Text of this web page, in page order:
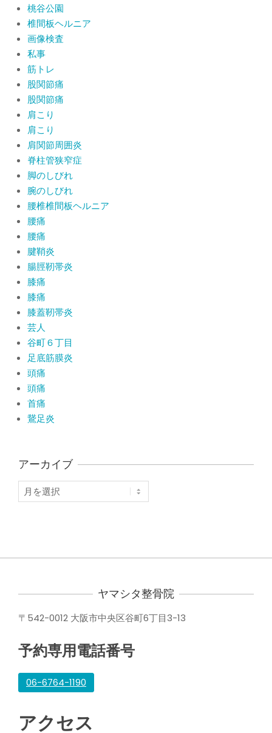
桃谷公園
椎間板ヘルニア
画像検査
私事
筋トレ
股関節痛
股関節痛
肩こり
肩こり
肩関節周囲炎
脊柱管狭窄症
脚のしびれ
腕のしびれ
腰椎椎間板ヘルニア
腰痛
腰痛
腱鞘炎
腸脛靭帯炎
膝痛
膝痛
膝蓋靭帯炎
芸人
谷町６丁目
足底筋膜炎
頭痛
頭痛
首痛
鵞足炎
アーカイブ
ア
ー
ヤマシタ整骨院
〒542-0012 大阪市中央区谷町6丁目3-13
予約専用電話番号
06-6764-1190
アクセス